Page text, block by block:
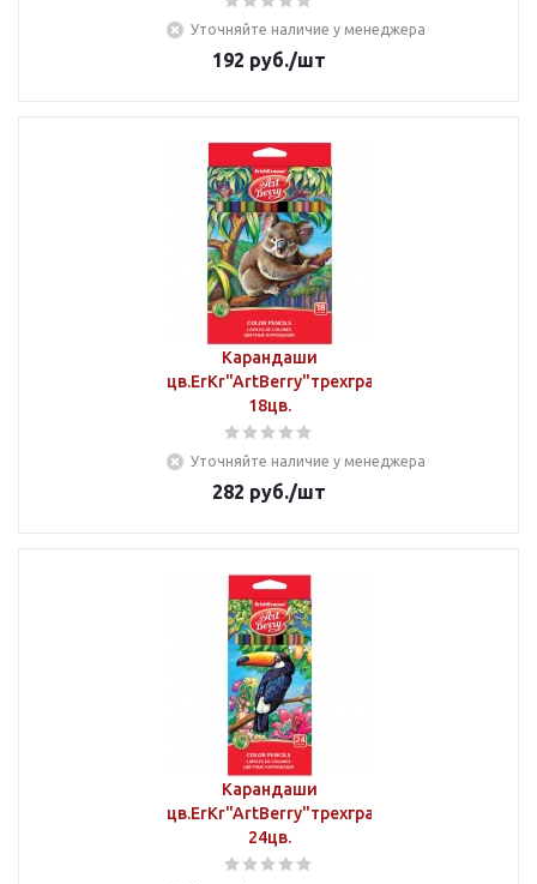
Уточняйте наличие у менеджера
192 руб./шт
Карандаши
цв.ErKr"ArtBerry"трехгранные
18цв.
Уточняйте наличие у менеджера
282 руб./шт
Карандаши
цв.ErKr"ArtBerry"трехгранные
24цв.